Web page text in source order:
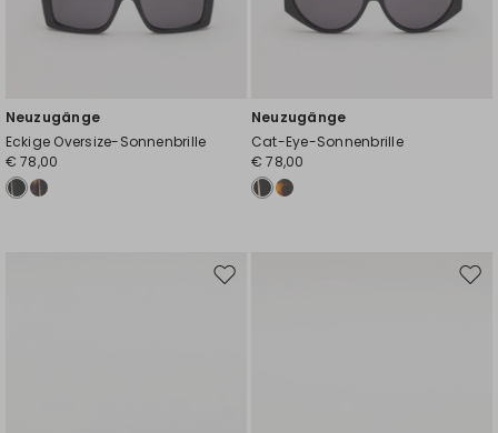
Neuzugänge
Eckige Oversize-Sonnenbrille
€ 78,00
Neuzugänge
Cat-Eye-Sonnenbrille
€ 78,00
Auf
Auf